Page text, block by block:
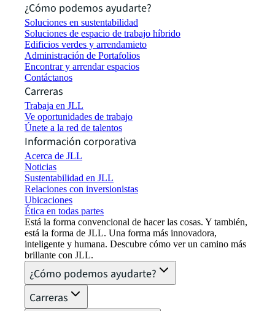
¿Cómo podemos ayudarte?
Soluciones en sustentabilidad
Soluciones de espacio de trabajo híbrido
Edificios verdes y arrendamieto
Administración de Portafolios
Encontrar y arrendar espacios
Contáctanos
Carreras
Trabaja en JLL
Ve oportunidades de trabajo
Únete a la red de talentos
Información corporativa
Acerca de JLL
Noticias
Sustentabilidad en JLL
Relaciones con inversionistas
Ubicaciones
Ética en todas partes
Está la forma convencional de hacer las cosas. Y también,
está la forma de JLL. Una forma más innovadora,
inteligente y humana. Descubre cómo ver un camino más
brillante con JLL.
¿Cómo podemos ayudarte?
Carreras